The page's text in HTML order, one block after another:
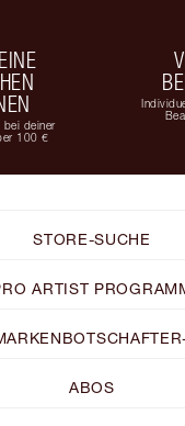
deiner
100 €
STORE-SUCHE
ARTIST
ABOS